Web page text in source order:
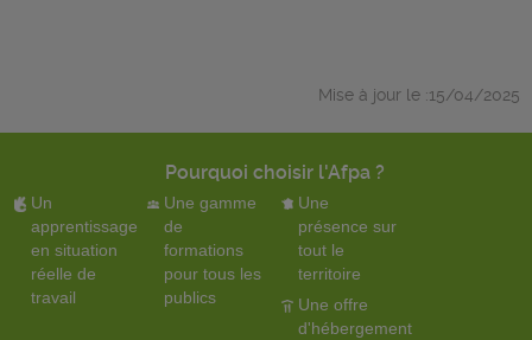
Mise à jour le :15/04/2025
Pourquoi choisir l'Afpa ?
Un
apprentissage
en situation
réelle de
travail
Une gamme
de
formations
pour tous les
publics
Une
présence sur
tout le
territoire
Une offre
d'hébergement